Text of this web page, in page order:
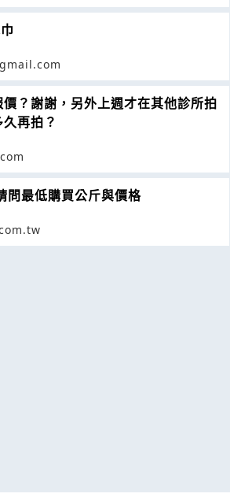
？謝謝，另外上週才在其他診所拍
再拍？
問最低購買公斤與價格